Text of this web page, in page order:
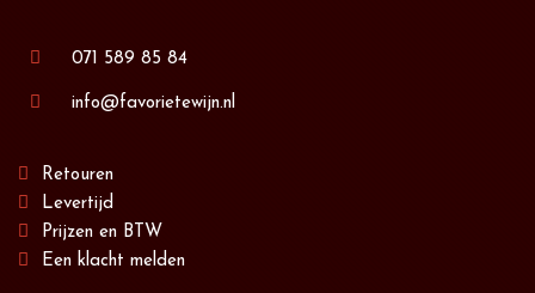
071 589 85 84
info@favorietewijn.nl
Retouren
Levertijd
Prijzen en BTW
Een klacht melden